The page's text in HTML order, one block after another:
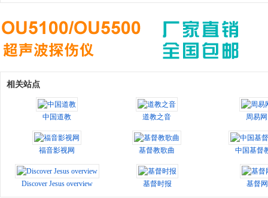
相关站点
中国道教 道教之音 周易网
福音影视网 基督教歌曲 中国基督
Discover Jesus overview 基督时报 基督网